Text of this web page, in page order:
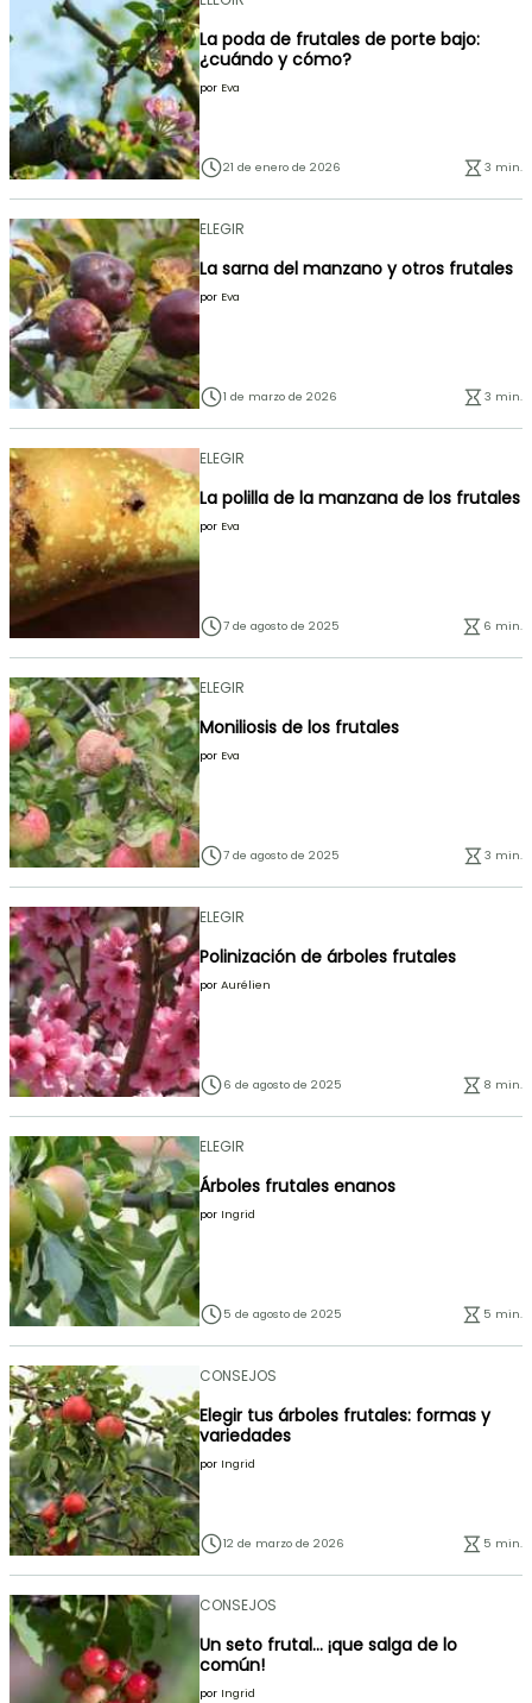
La poda de frutales de porte bajo:
¿cuándo y cómo?
por Eva
21 de enero de 2026 3 min.
ELEGIR
La sarna del manzano y otros frutales
por Eva
1 de marzo de 2026 3 min.
ELEGIR
La polilla de la manzana de los frutales
por Eva
7 de agosto de 2025 6 min.
ELEGIR
Moniliosis de los frutales
por Eva
7 de agosto de 2025 3 min.
ELEGIR
Polinización de árboles frutales
por Aurélien
6 de agosto de 2025 8 min.
ELEGIR
Árboles frutales enanos
por Ingrid
5 de agosto de 2025 5 min.
CONSEJOS
Elegir tus árboles frutales: formas y
variedades
por Ingrid
12 de marzo de 2026 5 min.
CONSEJOS
Un seto frutal... ¡que salga de lo
común!
por Ingrid